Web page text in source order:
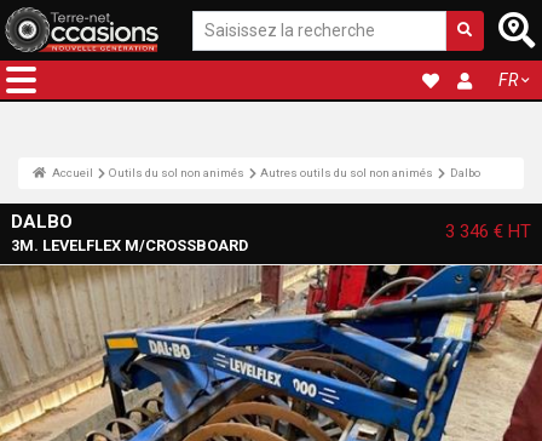
FR
Accueil Outils du sol non animés Autres outils du sol non animés Dalbo
DALBO
3M. LEVELFLEX M/CROSSBOARD
3 346 € HT